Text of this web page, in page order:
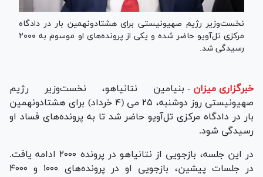
نخست‌وزیر رژیم صهیونیستی برای هشتادونهمین بار در دادگاه
مرکزی تل‌آویو حاضر شده و یکی از پرونده‌‌های او موسوم به ۲۰۰۰
رسیدگی شد.
خبرگزاری میزان - بنیامین نتانیاهو، نخست‌وزیر رژیم
صهیونیستی روز دوشنبه، ۲۵ می (۴ خرداد) برای هشتادونهمین
بار در دادگاه مرکزی تل‌آویو حاضر شد تا به پرونده‌های فساد او
رسیدگی شود.
در این جلسه، بازجویی از نتانیاهو در پرونده ۲۰۰۰ ادامه یافت.
در جلسات پیشین، بازجویی او در پرونده‌های ۱۰۰۰ و ۴۰۰۰